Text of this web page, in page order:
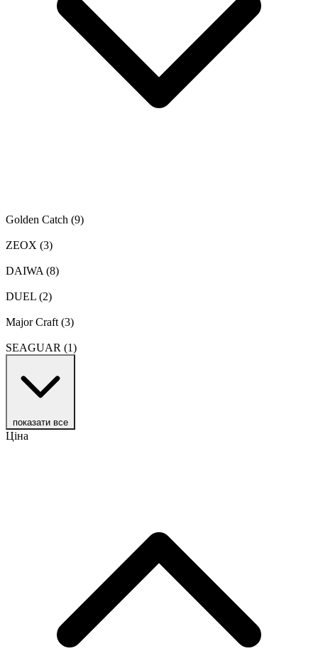
Golden Catch (9)
ZEOX (3)
DAIWA (8)
DUEL (2)
Major Craft (3)
SEAGUAR (1)
показати все
Ціна